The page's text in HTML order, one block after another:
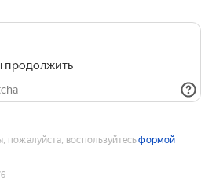
продолжить
пожалуйста, воспользуйтесьформой